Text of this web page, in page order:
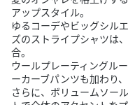
アップスタイル。
ゆるコーデやビッグシル
ズのストライプシャツは
合。
ウールプレーティングル
ーカーブパンツも加わり
さらに、ボリュームソー